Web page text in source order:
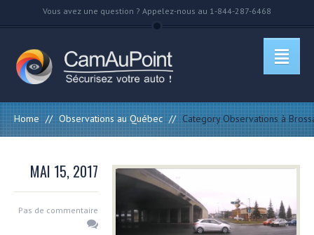
Vous avez une question ? Appelez-nous au 1-844-287-6468
Home // Observations au Québec // Category Observations à
MAI 15, 2017
Pas de commentaire